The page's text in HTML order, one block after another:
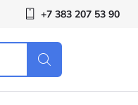
+7 383 207 53 90